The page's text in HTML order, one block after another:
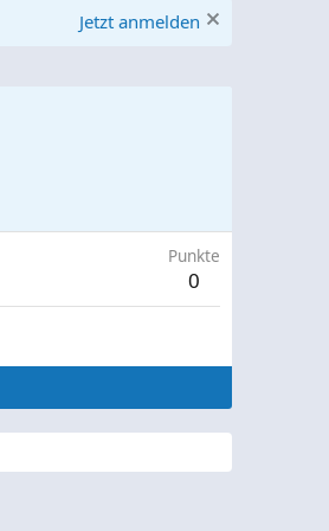
Jetzt anmelden
Punkte
0